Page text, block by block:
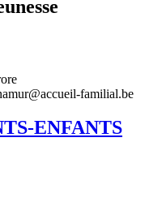
familial.be
ENFANTS